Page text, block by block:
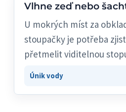
Vlhne zeď nebo
U mokrých míst za
stoupačky je potřeba
přetmelit viditelnou
Únik vody